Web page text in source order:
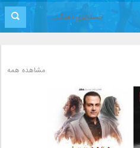
مشاهده همه